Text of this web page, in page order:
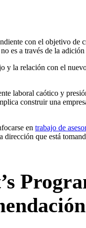
con el objetivo de
es a través de la
y la relación con el
laboral caótico y
construir una
en trabajo de
dirección que está